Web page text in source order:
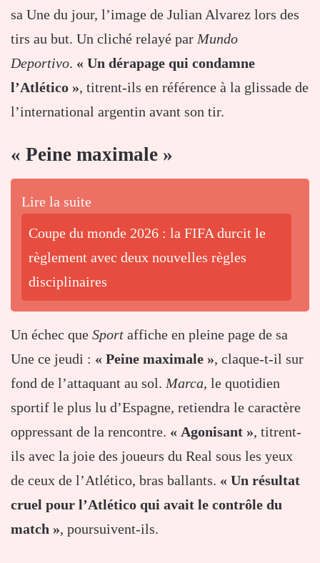
sa Une du jour, l’image de Julian Alvarez lors des
tirs au but. Un cliché relayé par Mundo
Deportivo. « Un dérapage qui condamne
l’Atlético », titrent-ils en référence à la glissade de
l’international argentin avant son tir.
« Peine maximale »
Lire la suite
Coupe du monde 2026 : la FIFA durcit le
règlement avec deux nouvelles règles
disciplinaires
Un échec que Sport affiche en pleine page de sa
Une ce jeudi : « Peine maximale », claque-t-il sur
fond de l’attaquant au sol. Marca, le quotidien
sportif le plus lu d’Espagne, retiendra le caractère
oppressant de la rencontre. « Agonisant », titrent-
ils avec la joie des joueurs du Real sous les yeux
de ceux de l’Atlético, bras ballants. « Un résultat
cruel pour l’Atlético qui avait le contrôle du
match », poursuivent-ils.